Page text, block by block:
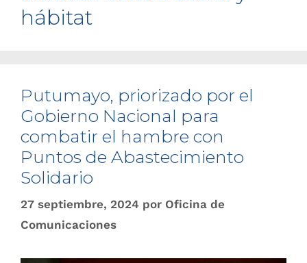
hábitat
Putumayo, priorizado por el
Gobierno Nacional para
combatir el hambre con
Puntos de Abastecimiento
Solidario
27 septiembre, 2024 por Oficina de
Comunicaciones